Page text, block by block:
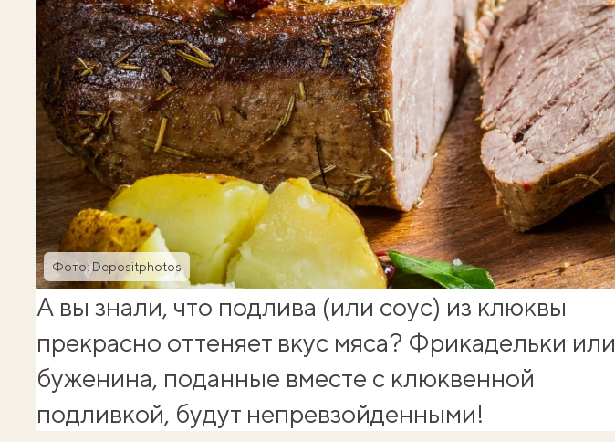
Фото: Depositphotos
А вы знали, что подлива (или соус) из клюквы
прекрасно оттеняет вкус мяса? Фрикадельки или
буженина, поданные вместе с клюквенной
подливкой, будут непревзойденными!